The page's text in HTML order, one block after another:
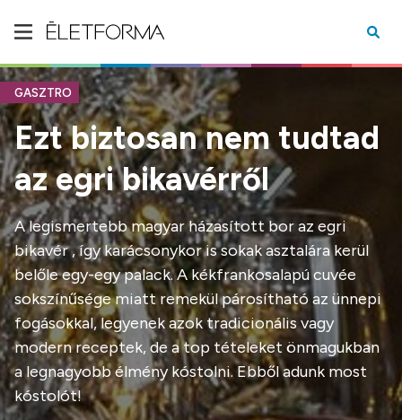
GASZTRO
Ezt biztosan nem tudtad
az egri bikavérről
A legismertebb magyar házasított bor az egri
bikavér , így karácsonykor is sokak asztalára kerül
belőle egy-egy palack. A kékfrankosalapú cuvée
sokszínűsége miatt remekül párosítható az ünnepi
fogásokkal, legyenek azok tradicionális vagy
modern receptek, de a top tételeket önmagukban
a legnagyobb élmény kóstolni. Ebből adunk most
kóstolót!